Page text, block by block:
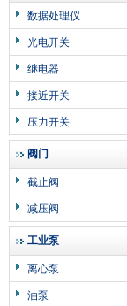
数据处理仪
光电开关
继电器
接近开关
压力开关
阀门
截止阀
减压阀
工业泵
离心泵
油泵